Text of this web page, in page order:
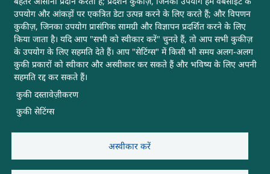
उपयोग और आंकड़ों पर एकत्रित डेटा उत्पन्न करने के लिए करते हैं; और विपणन
कुकीज़, जिनका उपयोग प्रासंगिक सामग्री और विज्ञापन प्रदर्शित करने के लिए
किया जाता है। यदि आप "सभी को स्वीकार करें" चुनते हैं, तो आप सभी कुकीज़
के उपयोग के लिए सहमति देते हैं। आप "सेटिंग्स" में किसी भी समय अलग-अलग
कुकी प्रकारों को स्वीकार और अस्वीकार कर सकते हैं और भविष्य के लिए अपनी
सहमति रद्द कर सकते हैं।
कुकी दस्तावेज़ीकरण
कुकी सेटिंग्स
अस्वीकार करें
वेबसाइट नीतियाँ
हमसे संपर्क करें
साइटमैप
मदद